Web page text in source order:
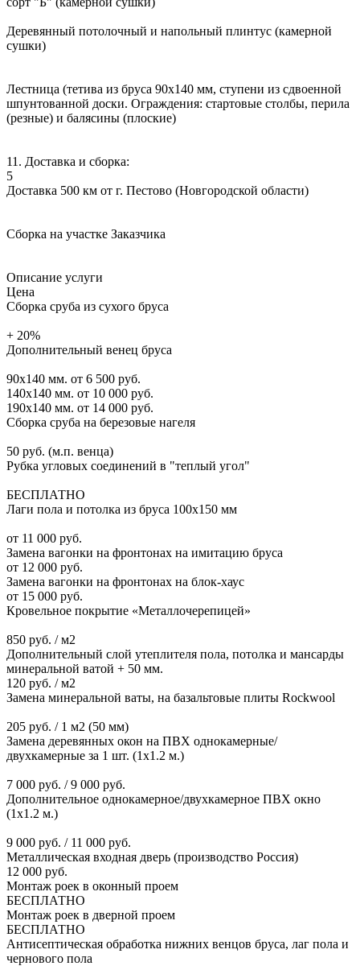
Деревянный потолочный и напольный плинтус (камерной
сушки)
Лестница (тетива из бруса 90х140 мм, ступени из сдвоенной
шпунтованной доски. Ограждения: стартовые столбы, перила
(резные) и балясины (плоские)
11. Доставка и сборка:
5
Доставка 500 км от г. Пестово (Новгородской области)
Сборка на участке Заказчика
Описание услуги
Цена
Сборка сруба из сухого бруса
+ 20%
Дополнительный венец бруса
90х140 мм. от 6 500 руб.
140х140 мм. от 10 000 руб.
190х140 мм. от 14 000 руб.
Сборка сруба на березовые нагеля
50 руб. (м.п. венца)
Рубка угловых соединений в "теплый угол"
БЕСПЛАТНО
Лаги пола и потолка из бруса 100х150 мм
от 11 000 руб.
Замена вагонки на фронтонах на имитацию бруса
от 12 000 руб.
Замена вагонки на фронтонах на блок-хаус
от 15 000 руб.
Кровельное покрытие «Металлочерепицей»
850 руб. / м2
Дополнительный слой утеплителя пола, потолка и мансарды
минеральной ватой + 50 мм.
120 руб. / м2
Замена минеральной ваты, на базальтовые плиты Rockwool
205 руб. / 1 м2 (50 мм)
Замена деревянных окон на ПВХ однокамерные/
двухкамерные за 1 шт. (1х1.2 м.)
7 000 руб. / 9 000 руб.
Дополнительное однокамерное/двухкамерное ПВХ окно
(1х1.2 м.)
9 000 руб. / 11 000 руб.
Металлическая входная дверь (производство Россия)
12 000 руб.
Монтаж роек в оконный проем
БЕСПЛАТНО
Монтаж роек в дверной проем
БЕСПЛАТНО
Антисептическая обработка нижних венцов бруса, лаг пола и
чернового пола